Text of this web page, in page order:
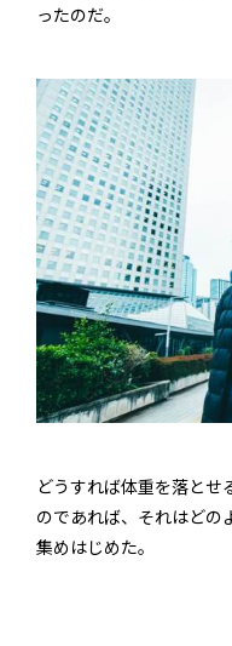
ったのだ。
どうすれば体重を落とせ
のであれば、それはどの
集めはじめた。